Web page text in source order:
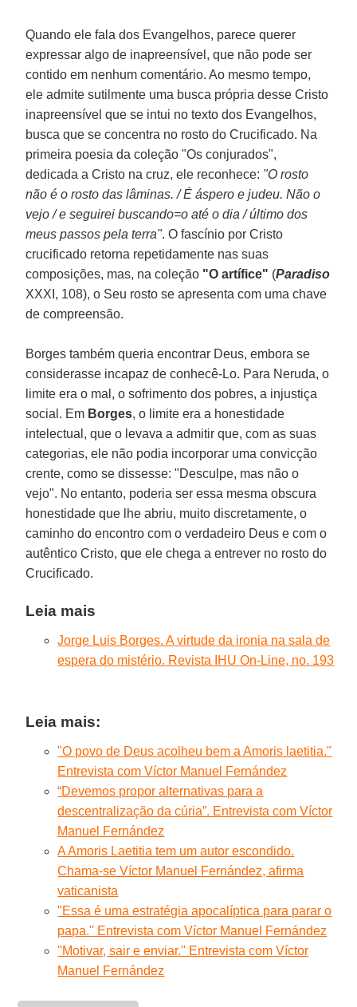
Quando ele fala dos Evangelhos, parece querer
expressar algo de inapreensível, que não pode ser
contido em nenhum comentário. Ao mesmo tempo,
ele admite sutilmente uma busca própria desse Cristo
inapreensível que se intui no texto dos Evangelhos,
busca que se concentra no rosto do Crucificado. Na
primeira poesia da coleção "Os conjurados",
dedicada a Cristo na cruz, ele reconhece: "O rosto
não é o rosto das lâminas. / É áspero e judeu. Não o
vejo / e seguirei buscando=o até o dia / último dos
meus passos pela terra". O fascínio por Cristo
crucificado retorna repetidamente nas suas
composições, mas, na coleção "O artífice" (Paradiso
XXXI, 108), o Seu rosto se apresenta com uma chave
de compreensão.
Borges também queria encontrar Deus, embora se
considerasse incapaz de conhecê-Lo. Para Neruda, o
limite era o mal, o sofrimento dos pobres, a injustiça
social. Em Borges, o limite era a honestidade
intelectual, que o levava a admitir que, com as suas
categorias, ele não podia incorporar uma convicção
crente, como se dissesse: "Desculpe, mas não o
vejo". No entanto, poderia ser essa mesma obscura
honestidade que lhe abriu, muito discretamente, o
caminho do encontro com o verdadeiro Deus e com o
autêntico Cristo, que ele chega a entrever no rosto do
Crucificado.
Leia mais
Jorge Luis Borges. A virtude da ironia na sala de
espera do mistério. Revista IHU On-Line, no. 193
Leia mais:
"O povo de Deus acolheu bem a Amoris laetitia."
Entrevista com Víctor Manuel Fernández
“Devemos propor alternativas para a
descentralização da cúria”. Entrevista com Víctor
Manuel Fernández
A Amoris Laetitia tem um autor escondido.
Chama-se Víctor Manuel Fernández, afirma
vaticanista
"Essa é uma estratégia apocalíptica para parar o
papa." Entrevista com Víctor Manuel Fernández
''Motivar, sair e enviar.'' Entrevista com Víctor
Manuel Fernández